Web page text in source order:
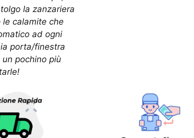
la zanzariera
calamite che
ad ogni
porta/finestra
pochino più